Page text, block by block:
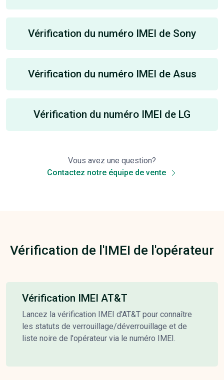
Vérification du numéro IMEI de Sony
Vérification du numéro IMEI de Asus
Vérification du numéro IMEI de LG
Vous avez une question?
Contactez notre équipe de vente
Vérification de l'IMEI de l'opérateur
Vérification IMEI AT&T
Lancez la vérification IMEI d'AT&T pour connaître
les statuts de verrouillage/déverrouillage et de
liste noire de l'opérateur via le numéro IMEI.